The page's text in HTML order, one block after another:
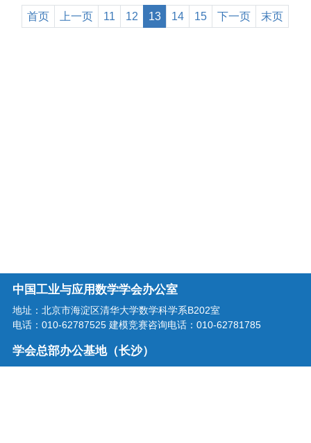
首页 上一页 11 12 13 14 15 下一页 末页
中国工业与应用数学学会办公室
地址：北京市海淀区清华大学数学科学系B202室
电话：010-62787525 建模竞赛咨询电话：010-62781785
学会总部办公基地（长沙）